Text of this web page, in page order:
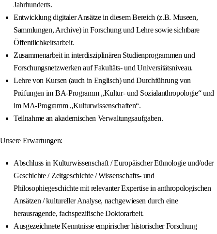
Jahrhunderts.
Entwicklung digitaler Ansätze in diesem Bereich (z.B. Museen,
Sammlungen, Archive) in Forschung und Lehre sowie sichtbare
Öffentlichkeitsarbeit.
Zusammenarbeit in interdisziplinären Studienprogrammen und
Forschungsnetzwerken auf Fakultäts- und Universitätsniveau.
Lehre von Kursen (auch in Englisch) und Durchführung von
Prüfungen im BA-Programm „Kultur- und Sozialanthropologie“ und
im MA-Programm „Kulturwissenschaften“.
Teilnahme an akademischen Verwaltungsaufgaben.
Unsere Erwartungen:
Abschluss in Kulturwissenschaft / Europäischer Ethnologie und/oder
Geschichte / Zeitgeschichte / Wissenschafts- und
Philosophiegeschichte mit relevanter Expertise in anthropologischen
Ansätzen / kultureller Analyse, nachgewiesen durch eine
herausragende, fachspezifische Doktorarbeit.
Ausgezeichnete Kenntnisse empirischer historischer Forschung